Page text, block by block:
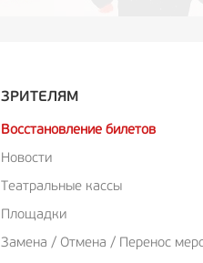
ЗРИТЕЛЯМ
Восстановление билетов
Новости
Театральные кассы
Площадки
Замена / Отмена / Перенос